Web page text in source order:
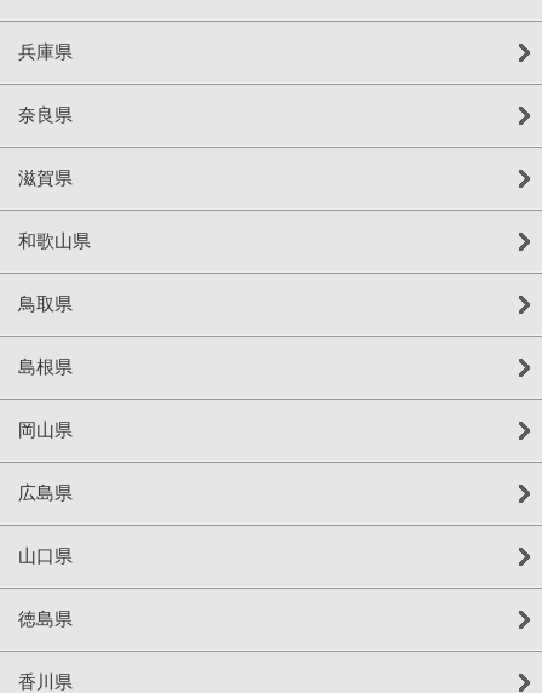
兵庫県
奈良県
滋賀県
和歌山県
鳥取県
島根県
岡山県
広島県
山口県
徳島県
香川県